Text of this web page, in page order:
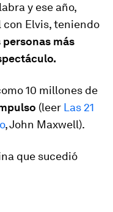
y ese año,
Elvis, teniendo
personas más
10 millones de
(leer Las 21
, John Maxwell).
que sucedió